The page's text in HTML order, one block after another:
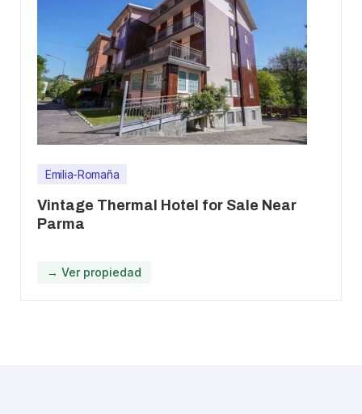
Emilia-Romaña
Vintage Thermal Hotel for Sale Near
Parma
→ Ver propiedad